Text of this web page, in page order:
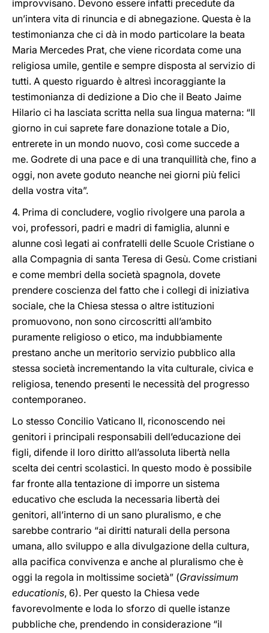
improvvisano. Devono essere infatti precedute da
un’intera vita di rinuncia e di abnegazione. Questa è la
testimonianza che ci dà in modo particolare la beata
Maria Mercedes Prat, che viene ricordata come una
religiosa umile, gentile e sempre disposta al servizio di
tutti. A questo riguardo è altresì incoraggiante la
testimonianza di dedizione a Dio che il Beato Jaime
Hilario ci ha lasciata scritta nella sua lingua materna: “Il
giorno in cui saprete fare donazione totale a Dio,
entrerete in un mondo nuovo, così come succede a
me. Godrete di una pace e di una tranquillità che, fino a
oggi, non avete goduto neanche nei giorni più felici
della vostra vita”.
4. Prima di concludere, voglio rivolgere una parola a
voi, professori, padri e madri di famiglia, alunni e
alunne così legati ai confratelli delle Scuole Cristiane o
alla Compagnia di santa Teresa di Gesù. Come cristiani
e come membri della società spagnola, dovete
prendere coscienza del fatto che i collegi di iniziativa
sociale, che la Chiesa stessa o altre istituzioni
promuovono, non sono circoscritti all’ambito
puramente religioso o etico, ma indubbiamente
prestano anche un meritorio servizio pubblico alla
stessa società incrementando la vita culturale, civica e
religiosa, tenendo presenti le necessità del progresso
contemporaneo.
Lo stesso Concilio Vaticano II, riconoscendo nei
genitori i principali responsabili dell’educazione dei
figli, difende il loro diritto all’assoluta libertà nella
scelta dei centri scolastici. In questo modo è possibile
far fronte alla tentazione di imporre un sistema
educativo che escluda la necessaria libertà dei
genitori, all’interno di un sano pluralismo, e che
sarebbe contrario “ai diritti naturali della persona
umana, allo sviluppo e alla divulgazione della cultura,
alla pacifica convivenza e anche al pluralismo che è
oggi la regola in moltissime società” (Gravissimum
educationis, 6). Per questo la Chiesa vede
favorevolmente e loda lo sforzo di quelle istanze
pubbliche che, prendendo in considerazione “il